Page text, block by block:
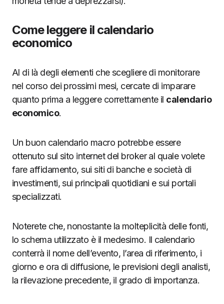
Come leggere il calendario
economico
Al di là degli elementi che scegliere di monitorare
nel corso dei prossimi mesi, cercate di imparare
quanto prima a leggere correttamente il calendario
economico.
Un buon calendario macro potrebbe essere
ottenuto sul sito internet del broker al quale volete
fare affidamento, sui siti di banche e società di
investimenti, sui principali quotidiani e sui portali
specializzati.
Noterete che, nonostante la molteplicità delle fonti,
lo schema utilizzato è il medesimo. Il calendario
conterrà il nome dell’evento, l’area di riferimento, i
giorno e ora di diffusione, le previsioni degli analisti,
la rilevazione precedente, il grado di importanza.